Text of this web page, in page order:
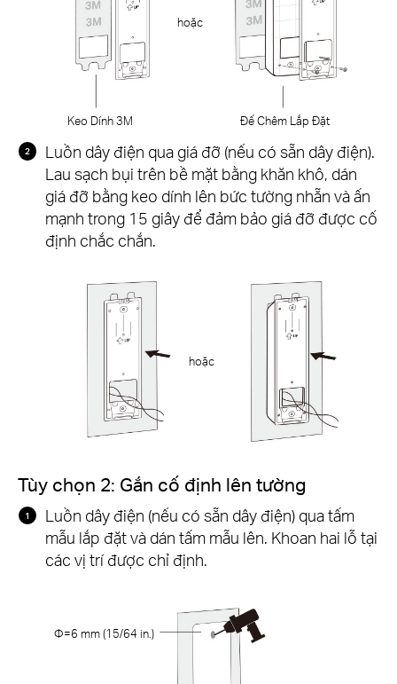
Keo Dính 3M
hoặc
Đế Chêm Lắp Đặt
Luồn dây điện qua giá đỡ (nếu có sẵn dây điện).
Lau sạch bụi trên bề mặt bằng khăn khô, dán
giá đỡ bằng keo dính lên bức tường nhẵn và ấn
mạnh trong 15 giây để đảm bảo giá đỡ được cố
định chắc chắn.
hoặc
Tùy chọn 2: Gắn cố định lên tường
Luồn dây điện (nếu có sẵn dây điện) qua tấm
mẫu lắp đặt và dán tấm mẫu lên. Khoan hai lỗ tại
các vị trí được chỉ định.
Φ=6 mm (15/64 in.)